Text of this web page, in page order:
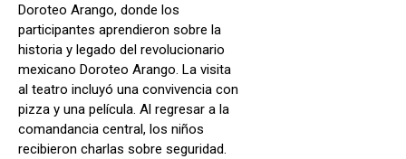
Doroteo Arango, donde los
participantes aprendieron sobre la
historia y legado del revolucionario
mexicano Doroteo Arango. La visita
al teatro incluyó una convivencia con
pizza y una película. Al regresar a la
comandancia central, los niños
recibieron charlas sobre seguridad.